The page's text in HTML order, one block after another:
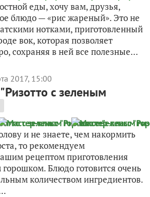
еды, хочу вам, друзья,
блюдо — «рис жареный». Это не
нотками, приготовленный
вок, которая позволяет
сохраняя в ней все полезные...
2017, 15:00
с зеленым
и не знаете, чем накормить
то рекомендуем
рецептом приготовления
Блюдо готовится очень
количеством ингредиентов.